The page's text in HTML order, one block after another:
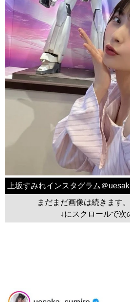
上坂すみれインスタグラム＠
まだまだ画像は続きます
↓にスクロールで次